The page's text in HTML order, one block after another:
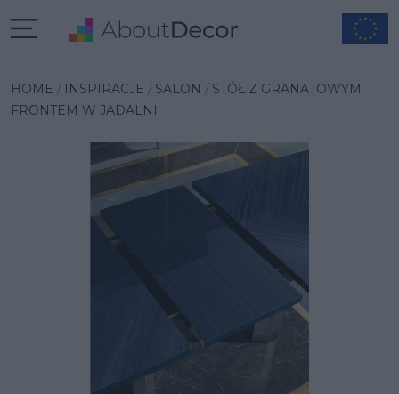
HOME INSPIRACJE SALON
STÓŁ Z GRANATOWYM
FRONTEM W JADALNI